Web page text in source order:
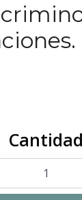
Cantidad